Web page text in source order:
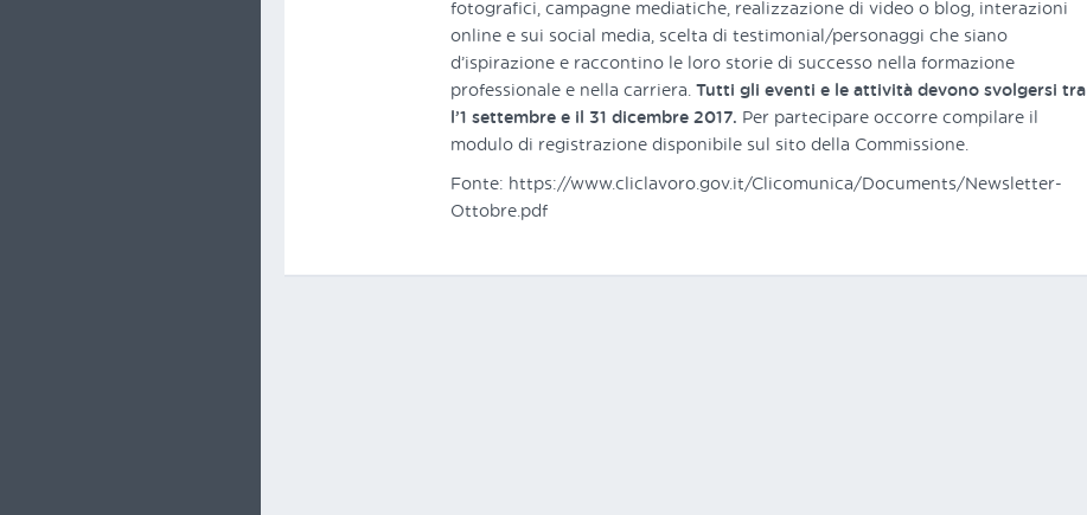
fotografici, campagne mediatiche, realizzazione di video o blog, interazioni
online e sui social media, scelta di testimonial/personaggi che siano
d’ispirazione e raccontino le loro storie di successo nella formazione
professionale e nella carriera.Tutti gli eventi e le attività devono svolgersi tra
l’1 settembre e il 31 dicembre 2017. Per partecipare occorre compilare il
modulo di registrazione disponibile sul sito della Commissione.
Fonte: https://www.cliclavoro.gov.it/Clicomunica/Documents/Newsletter-
Ottobre.pdf